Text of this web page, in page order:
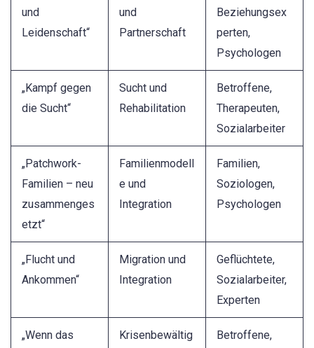
und
Leidenschaft“
und
Partnerschaft
Beziehungsex
perten,
Psychologen
„Kampf gegen
die Sucht“
Sucht und
Rehabilitation
Betroffene,
Therapeuten,
Sozialarbeiter
„Patchwork-
Familien – neu
zusammenges
etzt“
Familienmodell
e und
Integration
Familien,
Soziologen,
Psychologen
„Flucht und
Ankommen“
Migration und
Integration
Geflüchtete,
Sozialarbeiter,
Experten
„Wenn das
Krisenbewältig
Betroffene,